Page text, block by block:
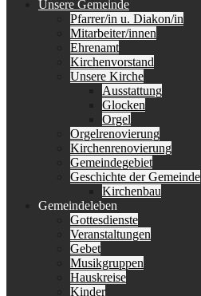
MenüUnsere Gemeinde
Pfarrer/in u. Diakon/in
Mitarbeiter/innen
Ehrenamt
Kirchenvorstand
Unsere Kirche
Ausstattung
Glocken
Orgel
Orgelrenovierung
Kirchenrenovierung
Gemeindegebiet
Geschichte der Gemeinde
Kirchenbau
Gemeindeleben
Gottesdienste
Veranstaltungen
Gebet
Musikgruppen
Hauskreise
Kinder